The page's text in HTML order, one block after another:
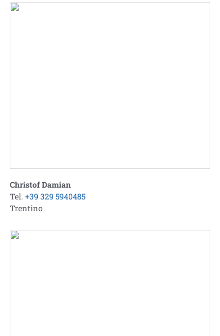
Christof Damian
Tel. +39 329 5940485
Trentino